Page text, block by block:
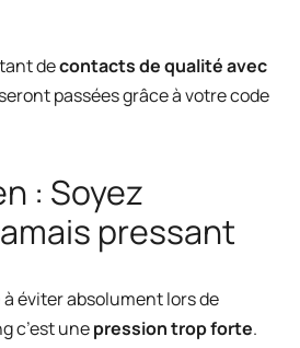
decontacts de qualité avec
passées grâce à votre code
: Soyez
pressant
à éviter absolument lors de
c’est unepression trop forte.